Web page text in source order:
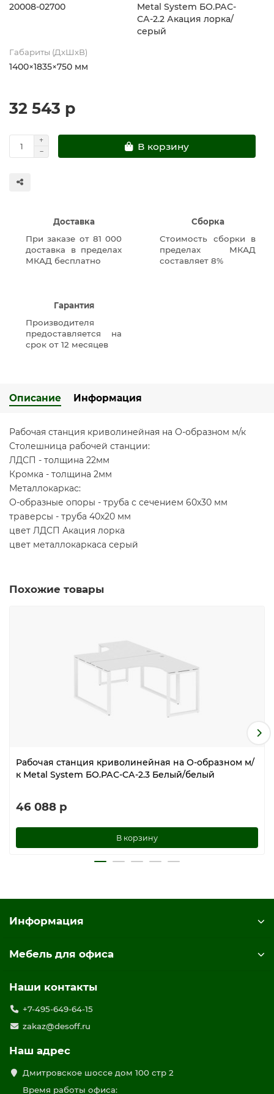
20008-02700
Metal System БО.РАС-
СА-2.2 Акация лорка/
серый
Габариты (ДхШхВ)
1400×1835×750 мм
32 543 р
В корзину
Доставка
При заказе от 81 000
доставка в пределах
МКАД бесплатно
Сборка
Стоимость сборки в
пределах МКАД
составляет 8%
Гарантия
Производителя
предоставляется на
срок от 12 месяцев
Описание Информация
Рабочая станция криволинейная на О-образном м/к
Столешница рабочей станции:
ЛДСП - толщина 22мм
Кромка - толщина 2мм
Металлокаркас:
О-образные опоры - труба с сечением 60х30 мм
траверсы - труба 40х20 мм
цвет ЛДСП Акация лорка
цвет металлокаркаса серый
Похожие товары
Рабочая станция криволинейная на О-образном м/
к Metal System БО.РАС-СА-2.3 Белый/белый
46 088 р
В корзину
Информация
Мебель для офиса
Наши контакты
+7-495-649-64-15
zakaz@desoff.ru
Наш адрес
Дмитровское шоссе дом 100 стр 2
Время работы офиса: